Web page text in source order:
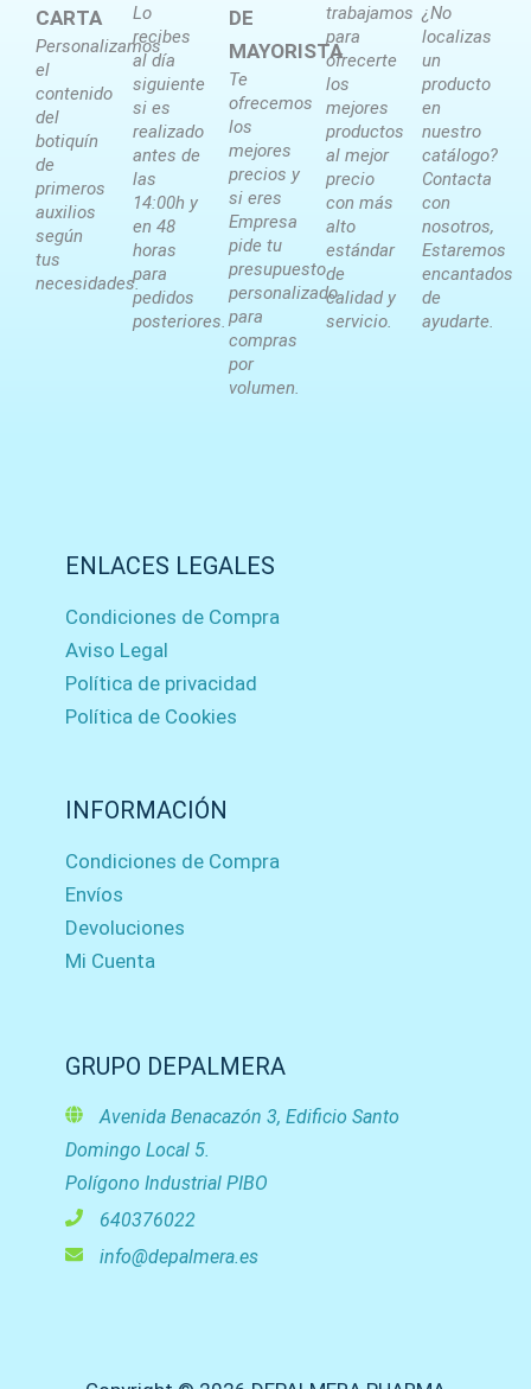
CARTA
Personalizamos
el
contenido
del
botiquín
de
primeros
auxilios
según
tus
necesidades.
Lo
recibes
al día
siguiente
si es
realizado
antes de
las
14:00h y
en 48
horas
para
pedidos
posteriores.
DE
MAYORISTA
Te
ofrecemos
los
mejores
precios y
si eres
Empresa
pide tu
presupuesto
personalizado
para
compras
por
volumen.
trabajamos
para
ofrecerte
los
mejores
productos
al mejor
precio
con más
alto
estándar
de
calidad y
servicio.
¿No
localizas
un
producto
en
nuestro
catálogo?
Contacta
con
nosotros,
Estaremos
encantados
de
ayudarte.
ENLACES LEGALES
Condiciones de Compra
Aviso Legal
Política de privacidad
Política de Cookies
INFORMACIÓN
Condiciones de Compra
Envíos
Devoluciones
Mi Cuenta
GRUPO DEPALMERA
Avenida Benacazón 3, Edificio Santo
Domingo Local 5.
Polígono Industrial PIBO
640376022
info@depalmera.es